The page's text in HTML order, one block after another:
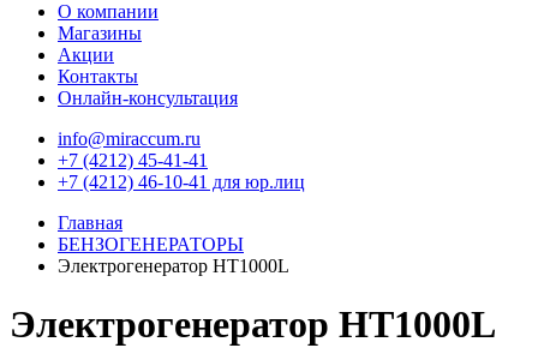
О компании
Магазины
Акции
Контакты
Онлайн-консультация
info@miraccum.ru
+7 (4212) 45-41-41
+7 (4212) 46-10-41 для юр.лиц
Главная
БЕНЗОГЕНЕРАТОРЫ
Электрогенератор HT1000L
Электрогенератор HT1000L